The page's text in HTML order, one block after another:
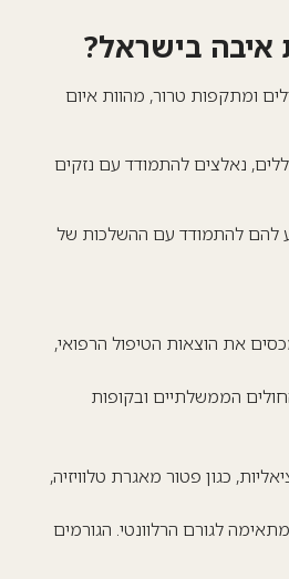
איבה בישראל?
ומתקפות טרור, מהוות איום
נאלצים להתמודד עם נזקים
להם להתמודד עם ההשלכות של
את הוצאות הטיפול הרפואי,
הממשלתיים ובקופות
כגון פטור מאגרת טלוויזיה,
לגורם הרלוונטי. הגורמים